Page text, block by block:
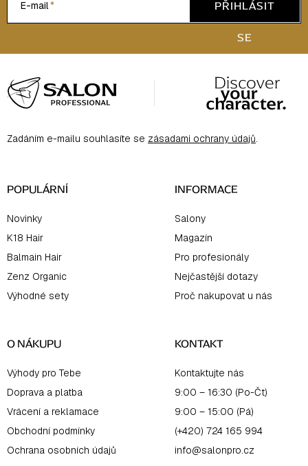
E-mail
PŘIHLÁSIT
SE
á
p
aZadáním e-mailu souhlasíte se zásadami ochrany údajů.
POPULÁRNÍ
Novinky
K18 Hair
Balmain Hair
Zenz Organic
Výhodné sety
INFORMACE
Salony
Magazín
Pro profesionály
Nejčastější dotazy
Proč nakupovat u nás
O NÁKUPU
Výhody pro Tebe
Doprava a platba
Vrácení a reklamace
Obchodní podmínky
Ochrana osobních údajů
KONTAKT
Kontaktujte nás
9:00 – 16:30 (Po-Čt)
9:00 – 15:00 (Pá)
(+420) 724 165 994
info@salonpro.cz